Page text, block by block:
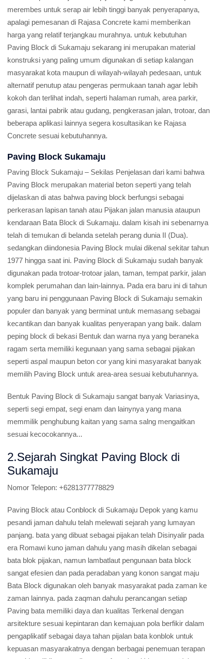
merembes untuk serap air lebih tinggi banyak penyerapanya,
apalagi pemesanan di Rajasa Concrete kami memberikan
harga yang relatif terjangkau murahnya. untuk kebutuhan
Paving Block di Sukamaju sekarang ini merupakan material
konstruksi yang paling umum digunakan di setiap kalangan
masyarakat kota maupun di wilayah-wilayah pedesaan, untuk
alternatif penutup atau pengeras permukaan tanah agar lebih
kokoh dan terlihat indah, seperti halaman rumah, area parkir,
garasi, lantai pabrik atau gudang, pengkerasan jalan, trotoar, dan
beberapa aplikasi lainnya segera kosultasikan ke Rajasa
Concrete sesuai kebutuhannya.
Paving Block Sukamaju
Paving Block Sukamaju – Sekilas Penjelasan dari kami bahwa
Paving Block merupakan material beton seperti yang telah
dijelaskan di atas bahwa paving block berfungsi sebagai
perkerasan lapisan tanah atau Pijakan jalan manusia ataupun
kendaraan Bata Block di Sukamaju. dalam kisah ini sebenarnya
telah di temukan di belanda setelah perang dunia II (Dua).
sedangkan diindonesia Paving Block mulai dikenal sekitar tahun
1977 hingga saat ini. Paving Block di Sukamaju sudah banyak
digunakan pada trotoar-trotoar jalan, taman, tempat parkir, jalan
komplek perumahan dan lain-lainnya. Pada era baru ini di tahun
yang baru ini penggunaan Paving Block di Sukamaju semakin
populer dan banyak yang berminat untuk memasang sebagai
kecantikan dan banyak kualitas penyerapan yang baik. dalam
peping block di bekasi Bentuk dan warna nya yang beraneka
ragam serta memiliki kegunaan yang sama sebagai pijakan
seperti aspal maupun beton cor yang kini masyarakat banyak
memilih Paving Block untuk area-area sesuai kebutuhannya.
Bentuk Paving Block di Sukamaju sangat banyak Variasinya,
seperti segi empat, segi enam dan lainynya yang mana
memmilik penghubung kaitan yang sama salng mengaitkan
sesuai kecocokannya...
2.Sejarah Singkat Paving Block di
Sukamaju
Nomor Telepon: +6281377778829
Paving Block atau Conblock di Sukamaju Depok yang kamu
pesandi jaman dahulu telah melewati sejarah yang lumayan
panjang. bata yang dibuat sebagai pijakan telah Disinyalir pada
era Romawi kuno jaman dahulu yang masih dikelan sebagai
bata blok pijakan, namun lambatlaut pengunaan bata block
sangat efesien dan pada peradaban yang konon sangat maju
Bata Block digunakan oleh banyak masyarakat pada zaman ke
zaman lainnya. pada zaqman dahulu perancangan setiap
Paving bata memiliki daya dan kualitas Terkenal dengan
arsitekture sesuai kepintaran dan kemajuan pola berfikir dalam
pengaplikatif sebagai daya tahan pijalan bata konblok untuk
kepuasan masyarakatnya dengan berbagai penemuan terapan